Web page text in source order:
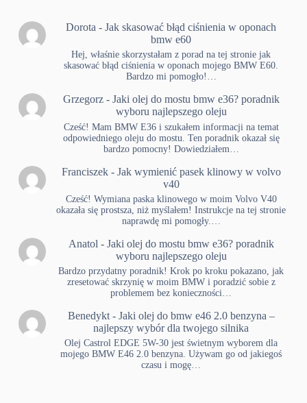
Dorota -Jak skasować błąd ciśnienia w oponach
bmw e60
Hej, właśnie skorzystałam z porad na tej stronie jak
skasować błąd ciśnienia w oponach mojego BMW E60.
Bardzo mi pomogło!…
Grzegorz- Jaki olej do mostu bmw e36? poradnik
wyboru najlepszego oleju
Cześć! Mam BMW E36 i szukałem informacji na temat
odpowiedniego oleju do mostu. Ten poradnik okazał się
bardzo pomocny! Dowiedziałem…
Franciszek- Jak wymienić pasek klinowy w volvo
v40
Cześć! Wymiana paska klinowego w moim Volvo V40
okazała się prostsza, niż myślałem! Instrukcje na tej stronie
naprawdę mi pomogły.…
Anatol - Jaki olej do mostu bmw e36? poradnik
wyboru najlepszego oleju
Bardzo przydatny poradnik! Krok po kroku pokazano, jak
zresetować skrzynię w moim BMW i poradzić sobie z
problemem bez konieczności…
Benedykt- Jaki olej do bmw e46 2.0 benzyna –
najlepszy wybór dla twojego silnika
Olej Castrol EDGE 5W-30 jest świetnym wyborem dla
mojego BMW E46 2.0 benzyna. Używam go od jakiegoś
czasu i mogę…